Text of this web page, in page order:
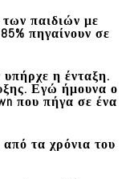
παιδιών με
πηγαίνουν σε
η ένταξη.
Εγώ ήμουνα ο
που πήγα σε ένα
από τα χρόνια του